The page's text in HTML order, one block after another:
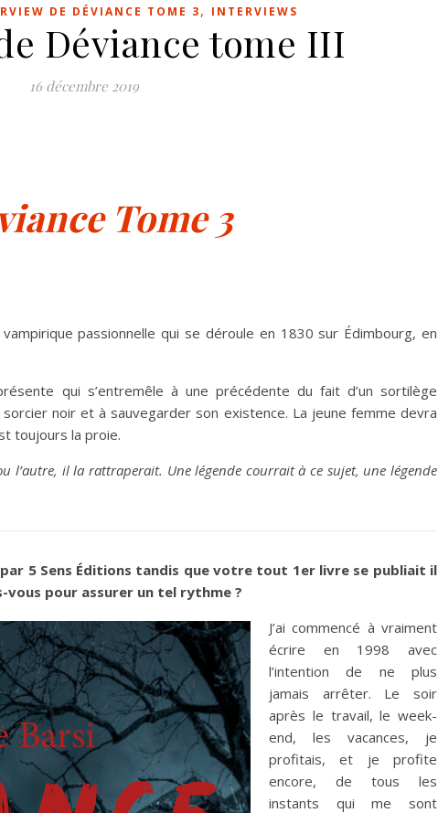
DE DÉVIANCE TOME 3, INTERVIEWS
Déviance tome III
16 décembre 2019
Tome 3
passionnelle qui se déroule en 1830 sur Édimbourg, en
qui s’entremêle à une précédente du fait d’un sortilège
noir et à sauvegarder son existence. La jeune femme devra
toujours la proie.
l’autre, il la rattraperait. Une légende courrait à ce sujet, une légende
5 Sens Éditions tandis que votre tout 1er livre se publiait il
pour assurer un tel rythme ?
J’ai commencé à vraiment
écrire en 1998 avec
l’intention de ne plus
jamais arrêter. Le soir
après le travail, le week-
end, les vacances, je
profitais, et je profite
encore, de tous les
instants qui me sont